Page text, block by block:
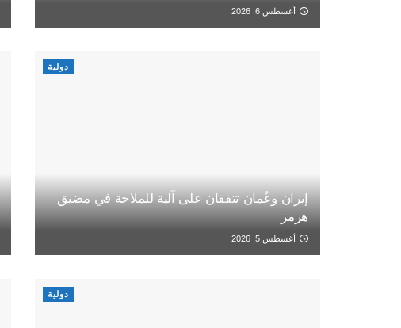
أغسطس 6, 2026
دولية
إيران وعُمان تتفقان على آلية للملاحة في مضيق
هرمز
أغسطس 5, 2026
دولية